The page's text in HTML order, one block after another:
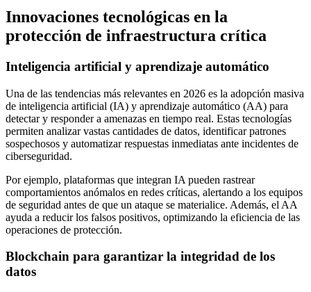
Innovaciones tecnológicas en la
protección de infraestructura crítica
Inteligencia artificial y aprendizaje automático
Una de las tendencias más relevantes en 2026 es la adopción masiva
de inteligencia artificial (IA) y aprendizaje automático (AA) para
detectar y responder a amenazas en tiempo real. Estas tecnologías
permiten analizar vastas cantidades de datos, identificar patrones
sospechosos y automatizar respuestas inmediatas ante incidentes de
ciberseguridad.
Por ejemplo, plataformas que integran IA pueden rastrear
comportamientos anómalos en redes críticas, alertando a los equipos
de seguridad antes de que un ataque se materialice. Además, el AA
ayuda a reducir los falsos positivos, optimizando la eficiencia de las
operaciones de protección.
Blockchain para garantizar la integridad de los
datos